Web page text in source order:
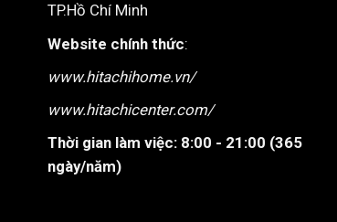
TP.Hồ Chí Minh
Website chính thức:
www.hitachihome.vn/
www.hitachicenter.com/
Thời gian làm việc: 8:00 - 21:00 (365
ngày/năm)